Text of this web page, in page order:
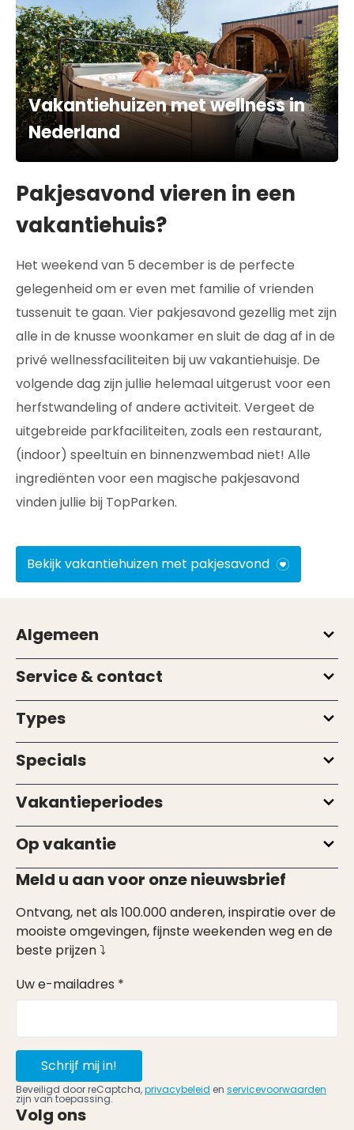
Vakantiehuizen met wellness in
Nederland
Pakjesavond vieren in een
vakantiehuis?
Het weekend van 5 december is de perfecte
gelegenheid om er even met familie of vrienden
tussenuit te gaan. Vier pakjesavond gezellig met zijn
alle in de knusse woonkamer en sluit de dag af in de
privé wellnessfaciliteiten bij uw vakantiehuisje. De
volgende dag zijn jullie helemaal uitgerust voor een
herfstwandeling of andere activiteit. Vergeet de
uitgebreide parkfaciliteiten, zoals een restaurant,
(indoor) speeltuin en binnenzwembad niet! Alle
ingrediënten voor een magische pakjesavond
vinden jullie bij TopParken.
Bekijk vakantiehuizen met pakjesavond
Algemeen
Service & contact
Types
Specials
Vakantieperiodes
Op vakantie
Meld u aan voor onze nieuwsbrief
Ontvang, net als 100.000 anderen, inspiratie over de
mooiste omgevingen, fijnste weekenden weg en de
beste prijzen ⤵
Uw e-mailadres *
Schrijf mij in!
Beveiligd door reCaptcha,privacybeleid en servicevoorwaarden
zijn van toepassing.
Volg ons